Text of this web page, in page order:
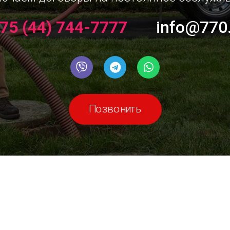
(44) 744-7777
Позвонить